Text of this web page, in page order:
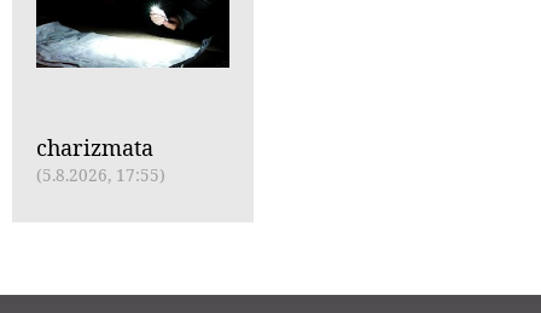
charizmata
(5.8.2026, 17:55)